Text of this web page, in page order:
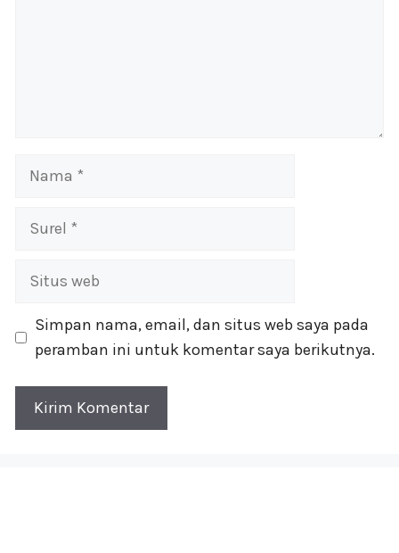
Nama
Surel
Situs
Simpan nama, email, dan situs web saya pada
peramban ini untuk komentar saya berikutnya.